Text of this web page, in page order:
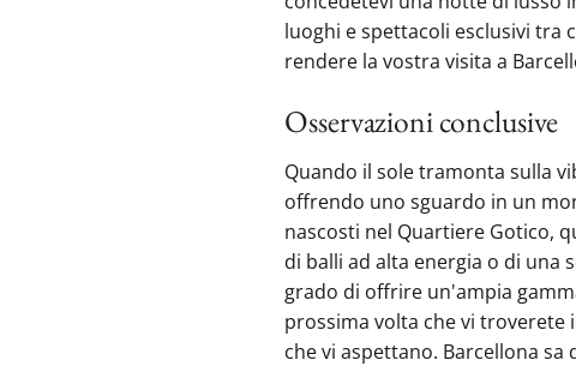
luoghi e spettacoli esclusivi
rendere la vostra visita a
Osservazioni conclusive
Quando il sole tramonta sulla
offrendo uno sguardo in un
nascosti nel Quartiere Gotico,
di balli ad alta energia o di una
grado di offrire un'ampia
prossima volta che vi troverete
che vi aspettano. Barcellona